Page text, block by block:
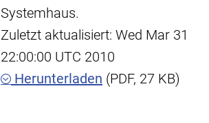
Systemhaus.
Zuletzt aktualisiert: Wed Mar 31
22:00:00 UTC 2010
Herunterladen (PDF, 27 KB)